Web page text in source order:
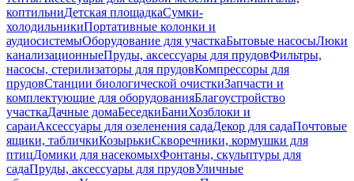
коптильниДетская площадкаСумки-
холодильникиПортативные колонки и
аудиосистемыОборудование для участкаБытовые насосыЛюки
канализационныеПруды, аксессуары для прудовФильтры,
насосы, стерилизаторы для прудовКомпрессоры для
прудовСтанции биологической очисткиЗапчасти и
комплектующие для оборудованияБлагоустройство
участкаДачные домаБеседкиБаниХозблоки и
сараиАксессуары для озеленения садаДекор для садаПочтовые
ящики, табличкиКозырькиСкворечники, кормушки для
птицДомики для насекомыхФонтаны, скульптуры для
садаПруды, аксессуары для прудовУличные